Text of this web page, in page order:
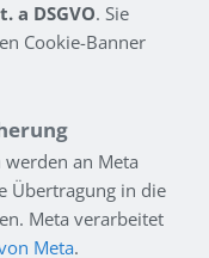
a DSGVO. Sie
Cookie-Banner
an Meta
Übertragung in die
Meta verarbeitet
Meta.